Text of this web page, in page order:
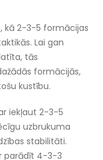
kā 2-3-5 formācijas
Lai gan
tās
formācijās,
kustību.
iekļaut 2-3-5
uzbrukuma
stabilitāti.
parādīt 4-3-3